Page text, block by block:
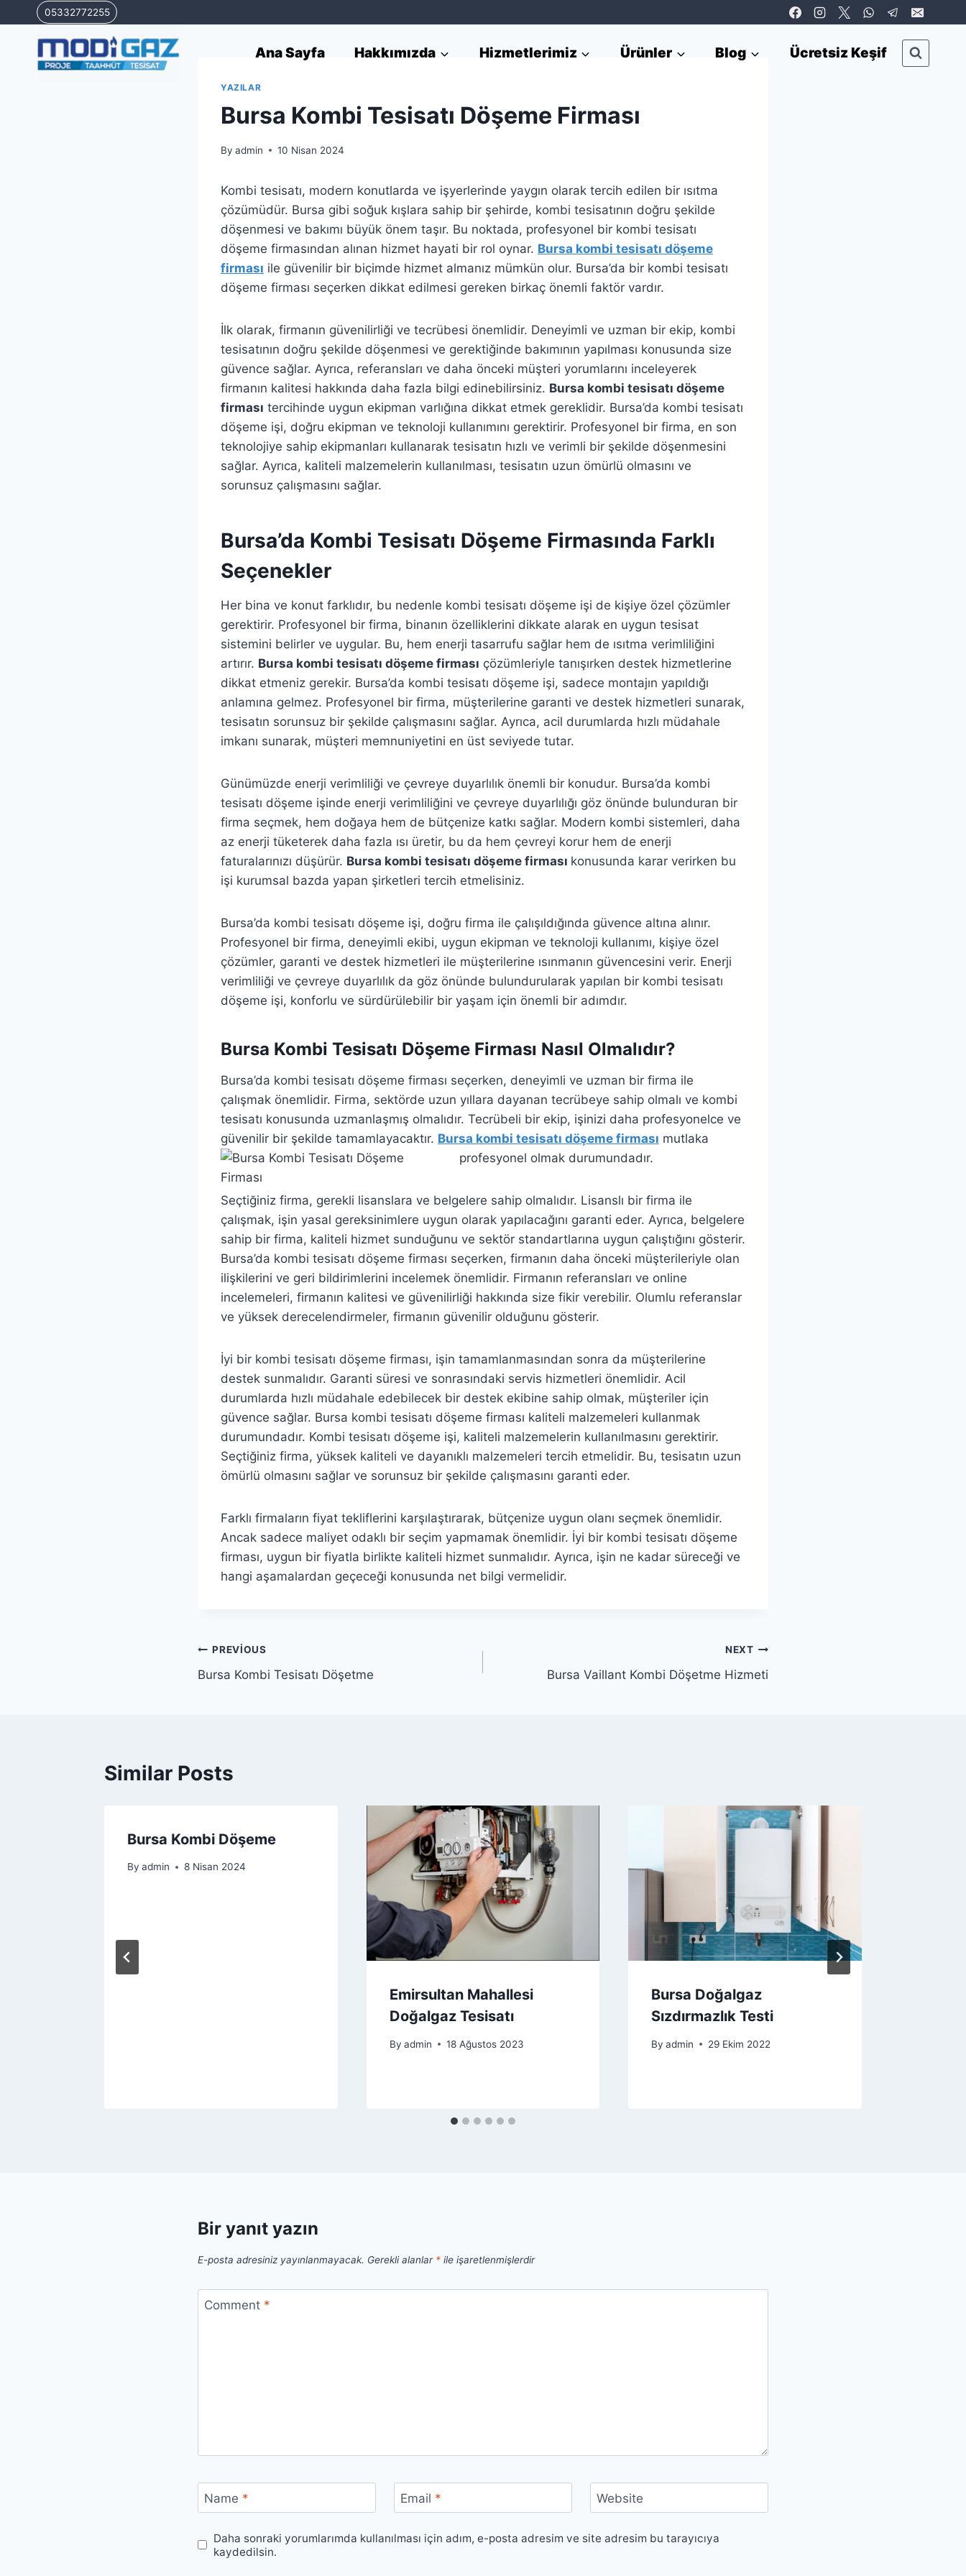
to
content
05332772255
Ana Sayfa Hakkımızda Hizmetlerimiz Ürünler Blog Ücretsiz Keşif
YAZILAR
Bursa Kombi Tesisatı Döşeme Firması
By admin 10 Nisan 2024
Kombi tesisatı, modern konutlarda ve işyerlerinde yaygın olarak tercih edilen bir ısıtma
çözümüdür. Bursa gibi soğuk kışlara sahip bir şehirde, kombi tesisatının doğru şekilde
döşenmesi ve bakımı büyük önem taşır. Bu noktada, profesyonel bir kombi tesisatı
döşeme firmasından alınan hizmet hayati bir rol oynar. Bursa kombi tesisatı döşeme
firması ile güvenilir bir biçimde hizmet almanız mümkün olur. Bursa’da bir kombi tesisatı
döşeme firması seçerken dikkat edilmesi gereken birkaç önemli faktör vardır.
İlk olarak, firmanın güvenilirliği ve tecrübesi önemlidir. Deneyimli ve uzman bir ekip, kombi
tesisatının doğru şekilde döşenmesi ve gerektiğinde bakımının yapılması konusunda size
güvence sağlar. Ayrıca, referansları ve daha önceki müşteri yorumlarını inceleyerek
firmanın kalitesi hakkında daha fazla bilgi edinebilirsiniz. Bursa kombi tesisatı döşeme
firması tercihinde uygun ekipman varlığına dikkat etmek gereklidir. Bursa’da kombi tesisatı
döşeme işi, doğru ekipman ve teknoloji kullanımını gerektirir. Profesyonel bir firma, en son
teknolojiye sahip ekipmanları kullanarak tesisatın hızlı ve verimli bir şekilde döşenmesini
sağlar. Ayrıca, kaliteli malzemelerin kullanılması, tesisatın uzun ömürlü olmasını ve
sorunsuz çalışmasını sağlar.
Bursa’da Kombi Tesisatı Döşeme Firmasında Farklı
Seçenekler
Her bina ve konut farklıdır, bu nedenle kombi tesisatı döşeme işi de kişiye özel çözümler
gerektirir. Profesyonel bir firma, binanın özelliklerini dikkate alarak en uygun tesisat
sistemini belirler ve uygular. Bu, hem enerji tasarrufu sağlar hem de ısıtma verimliliğini
artırır. Bursa kombi tesisatı döşeme firması çözümleriyle tanışırken destek hizmetlerine
dikkat etmeniz gerekir. Bursa’da kombi tesisatı döşeme işi, sadece montajın yapıldığı
anlamına gelmez. Profesyonel bir firma, müşterilerine garanti ve destek hizmetleri sunarak,
tesisatın sorunsuz bir şekilde çalışmasını sağlar. Ayrıca, acil durumlarda hızlı müdahale
imkanı sunarak, müşteri memnuniyetini en üst seviyede tutar.
Günümüzde enerji verimliliği ve çevreye duyarlılık önemli bir konudur. Bursa’da kombi
tesisatı döşeme işinde enerji verimliliğini ve çevreye duyarlılığı göz önünde bulunduran bir
firma seçmek, hem doğaya hem de bütçenize katkı sağlar. Modern kombi sistemleri, daha
az enerji tüketerek daha fazla ısı üretir, bu da hem çevreyi korur hem de enerji
faturalarınızı düşürür. Bursa kombi tesisatı döşeme firması konusunda karar verirken bu
işi kurumsal bazda yapan şirketleri tercih etmelisiniz.
Bursa’da kombi tesisatı döşeme işi, doğru firma ile çalışıldığında güvence altına alınır.
Profesyonel bir firma, deneyimli ekibi, uygun ekipman ve teknoloji kullanımı, kişiye özel
çözümler, garanti ve destek hizmetleri ile müşterilerine ısınmanın güvencesini verir. Enerji
verimliliği ve çevreye duyarlılık da göz önünde bulundurularak yapılan bir kombi tesisatı
döşeme işi, konforlu ve sürdürülebilir bir yaşam için önemli bir adımdır.
Bursa Kombi Tesisatı Döşeme Firması Nasıl Olmalıdır?
Bursa’da kombi tesisatı döşeme firması seçerken, deneyimli ve uzman bir firma ile
çalışmak önemlidir. Firma, sektörde uzun yıllara dayanan tecrübeye sahip olmalı ve kombi
tesisatı konusunda uzmanlaşmış olmalıdır. Tecrübeli bir ekip, işinizi daha profesyonelce ve
güvenilir bir şekilde tamamlayacaktır. Bursa kombi tesisatı döşeme firması mutlaka
profesyonel olmak durumundadır.
Seçtiğiniz firma, gerekli lisanslara ve belgelere sahip olmalıdır. Lisanslı bir firma ile
çalışmak, işin yasal gereksinimlere uygun olarak yapılacağını garanti eder. Ayrıca, belgelere
sahip bir firma, kaliteli hizmet sunduğunu ve sektör standartlarına uygun çalıştığını gösterir.
Bursa’da kombi tesisatı döşeme firması seçerken, firmanın daha önceki müşterileriyle olan
ilişkilerini ve geri bildirimlerini incelemek önemlidir. Firmanın referansları ve online
incelemeleri, firmanın kalitesi ve güvenilirliği hakkında size fikir verebilir. Olumlu referanslar
ve yüksek derecelendirmeler, firmanın güvenilir olduğunu gösterir.
İyi bir kombi tesisatı döşeme firması, işin tamamlanmasından sonra da müşterilerine
destek sunmalıdır. Garanti süresi ve sonrasındaki servis hizmetleri önemlidir. Acil
durumlarda hızlı müdahale edebilecek bir destek ekibine sahip olmak, müşteriler için
güvence sağlar. Bursa kombi tesisatı döşeme firması kaliteli malzemeleri kullanmak
durumundadır. Kombi tesisatı döşeme işi, kaliteli malzemelerin kullanılmasını gerektirir.
Seçtiğiniz firma, yüksek kaliteli ve dayanıklı malzemeleri tercih etmelidir. Bu, tesisatın uzun
ömürlü olmasını sağlar ve sorunsuz bir şekilde çalışmasını garanti eder.
Farklı firmaların fiyat tekliflerini karşılaştırarak, bütçenize uygun olanı seçmek önemlidir.
Ancak sadece maliyet odaklı bir seçim yapmamak önemlidir. İyi bir kombi tesisatı döşeme
firması, uygun bir fiyatla birlikte kaliteli hizmet sunmalıdır. Ayrıca, işin ne kadar süreceği ve
hangi aşamalardan geçeceği konusunda net bilgi vermelidir.
Yazı
gezinmesi
PREVIOUS
Bursa Kombi Tesisatı Döşetme
NEXT
Bursa Vaillant Kombi Döşetme Hizmeti
Similar Posts
Bursa Kombi Döşeme
By admin 8 Nisan 2024
Emirsultan Mahallesi
Doğalgaz Tesisatı
By admin 18 Ağustos 2023
Bursa Doğalgaz
Sızdırmazlık Testi
By admin 29 Ekim 2022
Bir yanıt yazın
E-posta adresiniz yayınlanmayacak. Gerekli alanlar * ile işaretlenmişlerdir
Comment *
Name * Email * Website
Daha sonraki yorumlarımda kullanılması için adım, e-posta adresim ve site adresim bu tarayıcıya
kaydedilsin.